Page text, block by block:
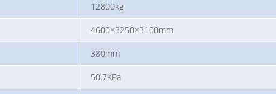
12800kg
4600×3250×3100mm
380mm
50.7KPa